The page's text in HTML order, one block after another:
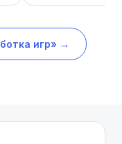
игр» →